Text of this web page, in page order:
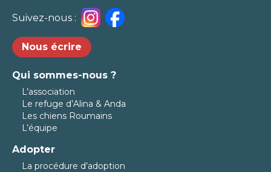
Suivez-nous :
Nous écrire
Qui sommes-nous ?
L’association
Le refuge d’Alina & Anda
Les chiens Roumains
L’équipe
Adopter
La procédure d’adoption